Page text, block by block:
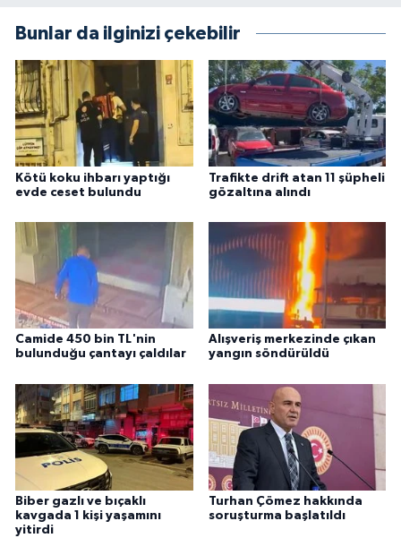
Bunlar da ilginizi çekebilir
Kötü koku ihbarı yaptığı
evde ceset bulundu
Trafikte drift atan 11 şüpheli
gözaltına alındı
Camide 450 bin TL'nin
bulunduğu çantayı çaldılar
Alışveriş merkezinde çıkan
yangın söndürüldü
Biber gazlı ve bıçaklı
kavgada 1 kişi yaşamını
yitirdi
Turhan Çömez hakkında
soruşturma başlatıldı